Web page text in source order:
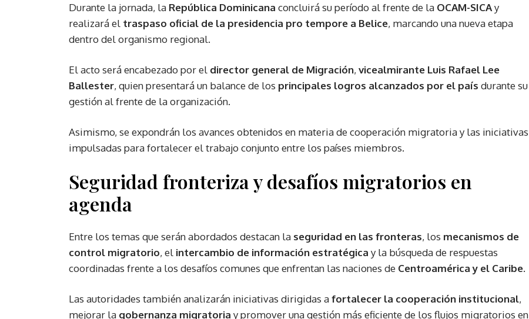
Durante la jornada, la República Dominicana concluirá su período al frente de la OCAM-SICAy
realizará el traspaso oficial de la presidencia pro tempore a Belice, marcando una nueva etapa
dentro del organismo regional.
El acto será encabezado por el director general de Migración, vicealmirante Luis Rafael Lee
Ballester, quien presentará un balance de los principales logros alcanzados por el país durante su
gestión al frente de la organización.
Asimismo, se expondrán los avances obtenidos en materia de cooperación migratoria y las iniciativas
impulsadas para fortalecer el trabajo conjunto entre los países miembros.
Seguridad fronteriza y desafíos migratorios en
agenda
Entre los temas que serán abordados destacan la seguridad en las fronteras, los mecanismos de
control migratorio, el intercambio de información estratégica y la búsqueda de respuestas
coordinadas frente a los desafíos comunes que enfrentan las naciones de Centroamérica y el Caribe.
Las autoridades también analizarán iniciativas dirigidas afortalecer la cooperación institucional,
mejorar la gobernanza migratoria y promover una gestión más eficiente de los flujos migratorios en